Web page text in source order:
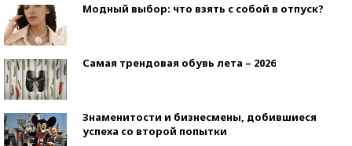
Модный выбор: что взять с собой в отпуск?
Самая трендовая обувь лета – 2026
Знаменитости и бизнесмены, добившиеся
успеха со второй попытки